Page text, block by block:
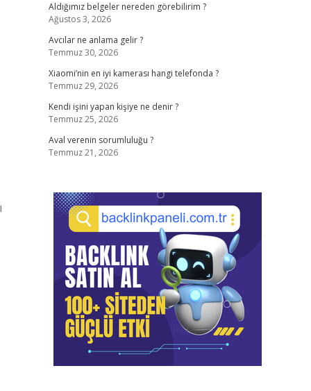
Aldığımız belgeler nereden görebilirim ?
Ağustos 3, 2026
Avcılar ne anlama gelir ?
Temmuz 30, 2026
Xiaomi’nin en iyi kamerası hangi telefonda ?
Temmuz 29, 2026
Kendi işini yapan kişiye ne denir ?
Temmuz 25, 2026
Aval verenin sorumluluğu ?
Temmuz 21, 2026